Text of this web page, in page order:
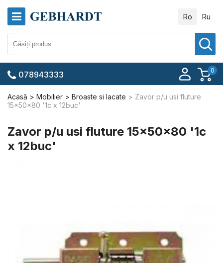
Ro Ru
0
078943333
Acasă Mobilier Broaste si lacate
Zavor p/u usi fluture
15x50x80 '1c x 12buc'
Zavor p/u usi fluture 15x50x80 '1c
x 12buc'